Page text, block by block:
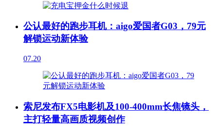
公认最好的跑步耳机：aigo爱国者G03，79元
解锁运动新体验
07.20
索尼发布FX5电影机及100-400mm长焦镜头，
主打轻量高画质视频创作